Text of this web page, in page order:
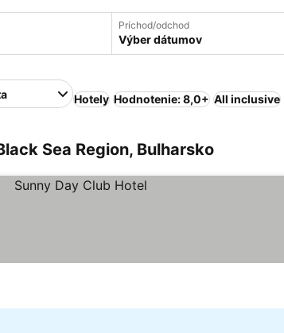
Príchod/odchod
Výber dátumov
Hotely Hodnotenie: 8,0+ All inclusive
Sea Region, Bulharsko